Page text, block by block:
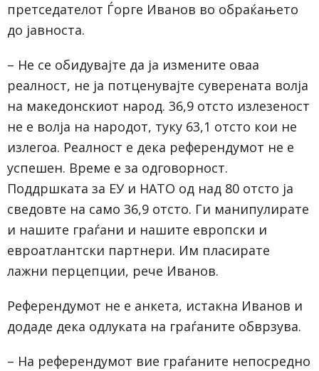
претседателот Ѓорге Иванов во обраќањето
до јавноста.
– Не се обидувајте да ја измените оваа
реалност, не ја потценувајте суверената волја
на македонскиот народ. 36,9 отсто излезеност
не е волја на народот, туку 63,1 отсто кои не
излегоа. Реалност е дека референдумот не е
успешен. Време е за одговорност.
Поддршката за ЕУ и НАТО од над 80 отсто ја
сведовте на само 36,9 отсто. Ги манипулирате
и нашите граѓани и нашите европски и
евроатлантски партнери. Им пласирате
лажни перцепции, рече Иванов.
Референдумот не е анкета, истакна Иванов и
додаде дека одлуката на граѓаните обврзува.
– На референдумот вие граѓаните непосредно